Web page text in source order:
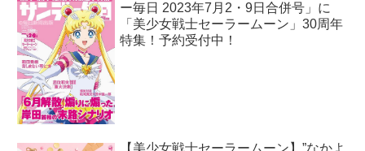
ー毎日 2023年7月2・9日合併号」に
「美少女戦士セーラームーン」30周年
特集！予約受付中！
【美少女戦士セーラームーン】”なかよ